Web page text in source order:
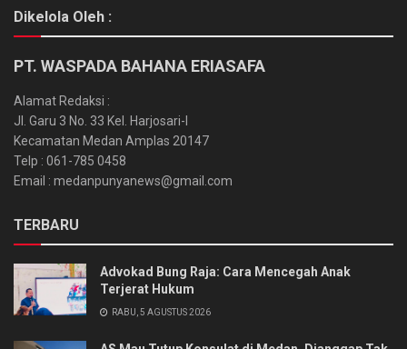
Dikelola Oleh :
PT. WASPADA BAHANA ERIASAFA
Alamat Redaksi :
Jl. Garu 3 No. 33 Kel. Harjosari-I
Kecamatan Medan Amplas 20147
Telp : 061-785 0458
Email : medanpunyanews@gmail.com
TERBARU
Advokad Bung Raja: Cara Mencegah Anak
Terjerat Hukum
RABU, 5 AGUSTUS 2026